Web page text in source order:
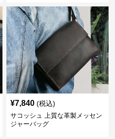
¥7,840 (税込)
サコッシュ 上質な革製メッセン
ジャーバッグ